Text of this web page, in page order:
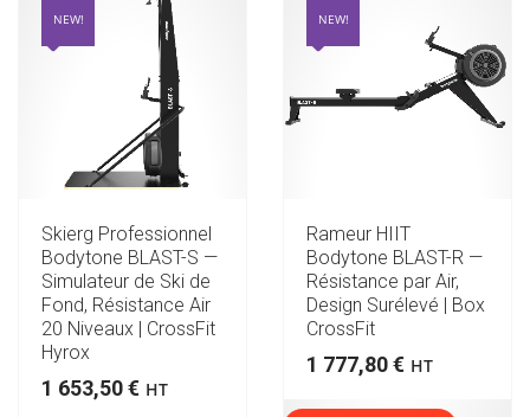
NEW!
Skierg Professionnel
Bodytone BLAST-S —
Simulateur de Ski de
Fond, Résistance Air
20 Niveaux | CrossFit
Hyrox
1 653,50€ HT
NEW!
Rameur HIIT
Bodytone BLAST-R —
Résistance par Air,
Design Surélevé | Box
CrossFit
1 777,80€ HT